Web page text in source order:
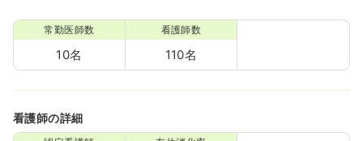
常勤医師数
10名
看護師数
110名
看護師の詳細